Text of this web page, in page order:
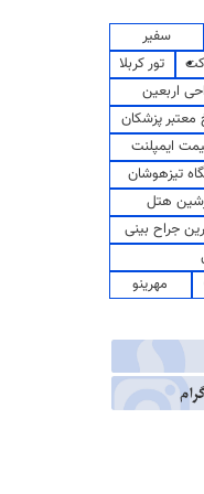
سفیر
تور کربلا
اربعین
پزشکان
ایمپلنت
تیزهوشان
هتل
جراح بینی
مهرینو